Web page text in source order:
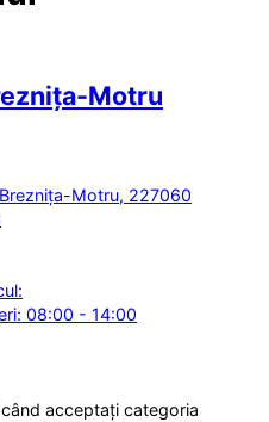
Motru
Motru, 227060
08:00 - 14:00
acceptați categoria